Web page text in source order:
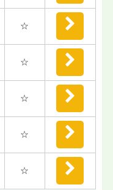
☆
☆
☆
☆
☆